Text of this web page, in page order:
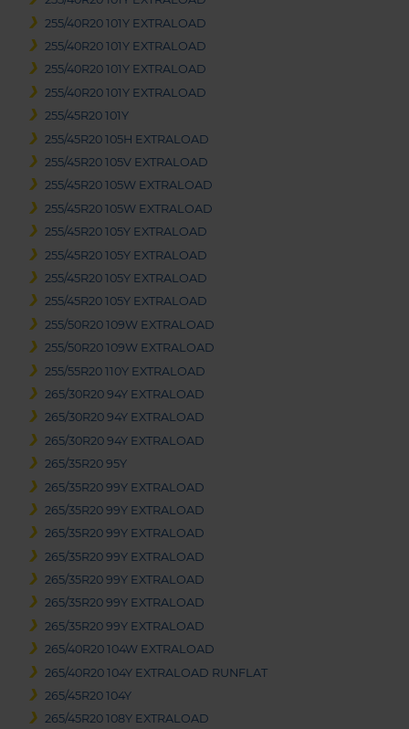
255/40R20 101Y EXTRALOAD
255/40R20 101Y EXTRALOAD
255/40R20 101Y EXTRALOAD
255/40R20 101Y EXTRALOAD
255/45R20 101Y
255/45R20 105H EXTRALOAD
255/45R20 105V EXTRALOAD
255/45R20 105W EXTRALOAD
255/45R20 105W EXTRALOAD
255/45R20 105Y EXTRALOAD
255/45R20 105Y EXTRALOAD
255/45R20 105Y EXTRALOAD
255/45R20 105Y EXTRALOAD
255/50R20 109W EXTRALOAD
255/50R20 109W EXTRALOAD
255/55R20 110Y EXTRALOAD
265/30R20 94Y EXTRALOAD
265/30R20 94Y EXTRALOAD
265/30R20 94Y EXTRALOAD
265/35R20 95Y
265/35R20 99Y EXTRALOAD
265/35R20 99Y EXTRALOAD
265/35R20 99Y EXTRALOAD
265/35R20 99Y EXTRALOAD
265/35R20 99Y EXTRALOAD
265/35R20 99Y EXTRALOAD
265/35R20 99Y EXTRALOAD
265/40R20 104W EXTRALOAD
265/40R20 104Y EXTRALOAD RUNFLAT
265/45R20 104Y
265/45R20 108Y EXTRALOAD